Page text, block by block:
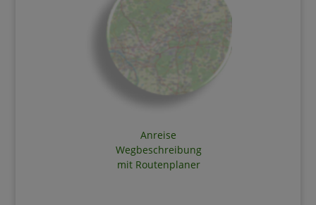
Anreise
Wegbeschreibung
mit Routenplaner